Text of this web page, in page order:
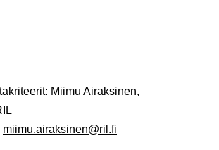
Miimu Airaksinen,
miimu.airaksinen@ril.fi